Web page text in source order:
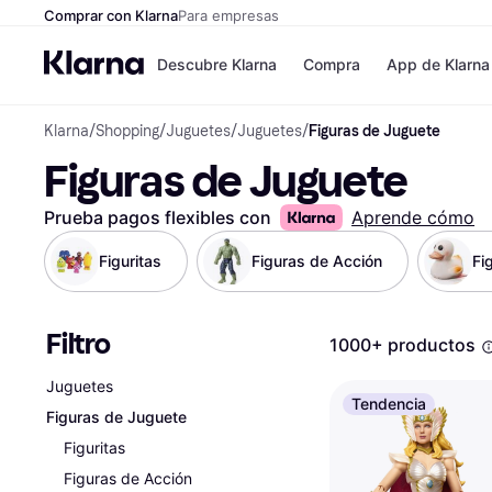
Comprar con KlarnaPara empresas
Descubre Klarna
Formas de pago
Formas de pago
Paga ahora
Paga en 3 plazos
Paga en 30 días
Financiación
Klarna en Apple
Compra
Tiendas
Shein
Zalando Prive
Zara
JD Sports
Directorio de
App de Klarna
Klarna/Shopping/Juguetes/Juguetes/Figuras de Juguete
Figuras de Juguete
Prueba pagos flexibles con Aprende cómo
Figuritas Figuras de Acción
Filtro
Juguetes
Figuras de Juguete
Figuritas
Figuras de Acción
1000+ productos
Tendencia